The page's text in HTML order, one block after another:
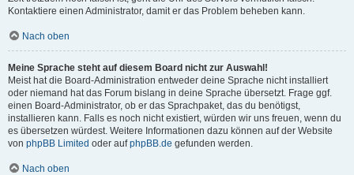
Kontaktiere einen Administrator, damit er das Problem beheben kann.
Nach oben
Meine Sprache steht auf diesem Board nicht zur Auswahl!
Meist hat die Board-Administration entweder deine Sprache nicht installiert
oder niemand hat das Forum bislang in deine Sprache übersetzt. Frage ggf.
einen Board-Administrator, ob er das Sprachpaket, das du benötigst,
installieren kann. Falls es noch nicht existiert, würden wir uns freuen, wenn du
es übersetzen würdest. Weitere Informationen dazu können auf der Website
von phpBB Limited oder aufphpBB.de gefunden werden.
Nach oben